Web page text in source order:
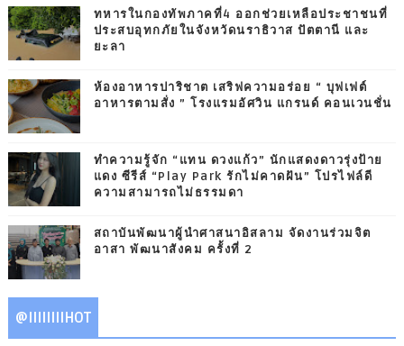
ทหารในกองทัพภาคที่4 ออกช่วยเหลือประชาชนที่
ประสบอุทกภัยในจังหวัดนราธิวาส ปัตตานี และ
ยะลา
ห้องอาหารปาริชาต เสริฟความอร่อย “ บุฟเฟต์
อาหารตามสั่ง ” โรงแรมอัศวิน แกรนด์ คอนเวนชั่น
ทำความรู้จัก “แทน ดวงแก้ว” นักแสดงดาวรุ่งป้าย
แดง ซีรีส์ “Play Park รักไม่คาดฝัน” โปรไฟล์ดี
ความสามารถไม่ธรรมดา
สถาบันพัฒนาผู้นำศาสนาอิสลาม จัดงานร่วมจิต
อาสา พัฒนาสังคม ครั้งที่ 2
@IIIIIIIIHOT